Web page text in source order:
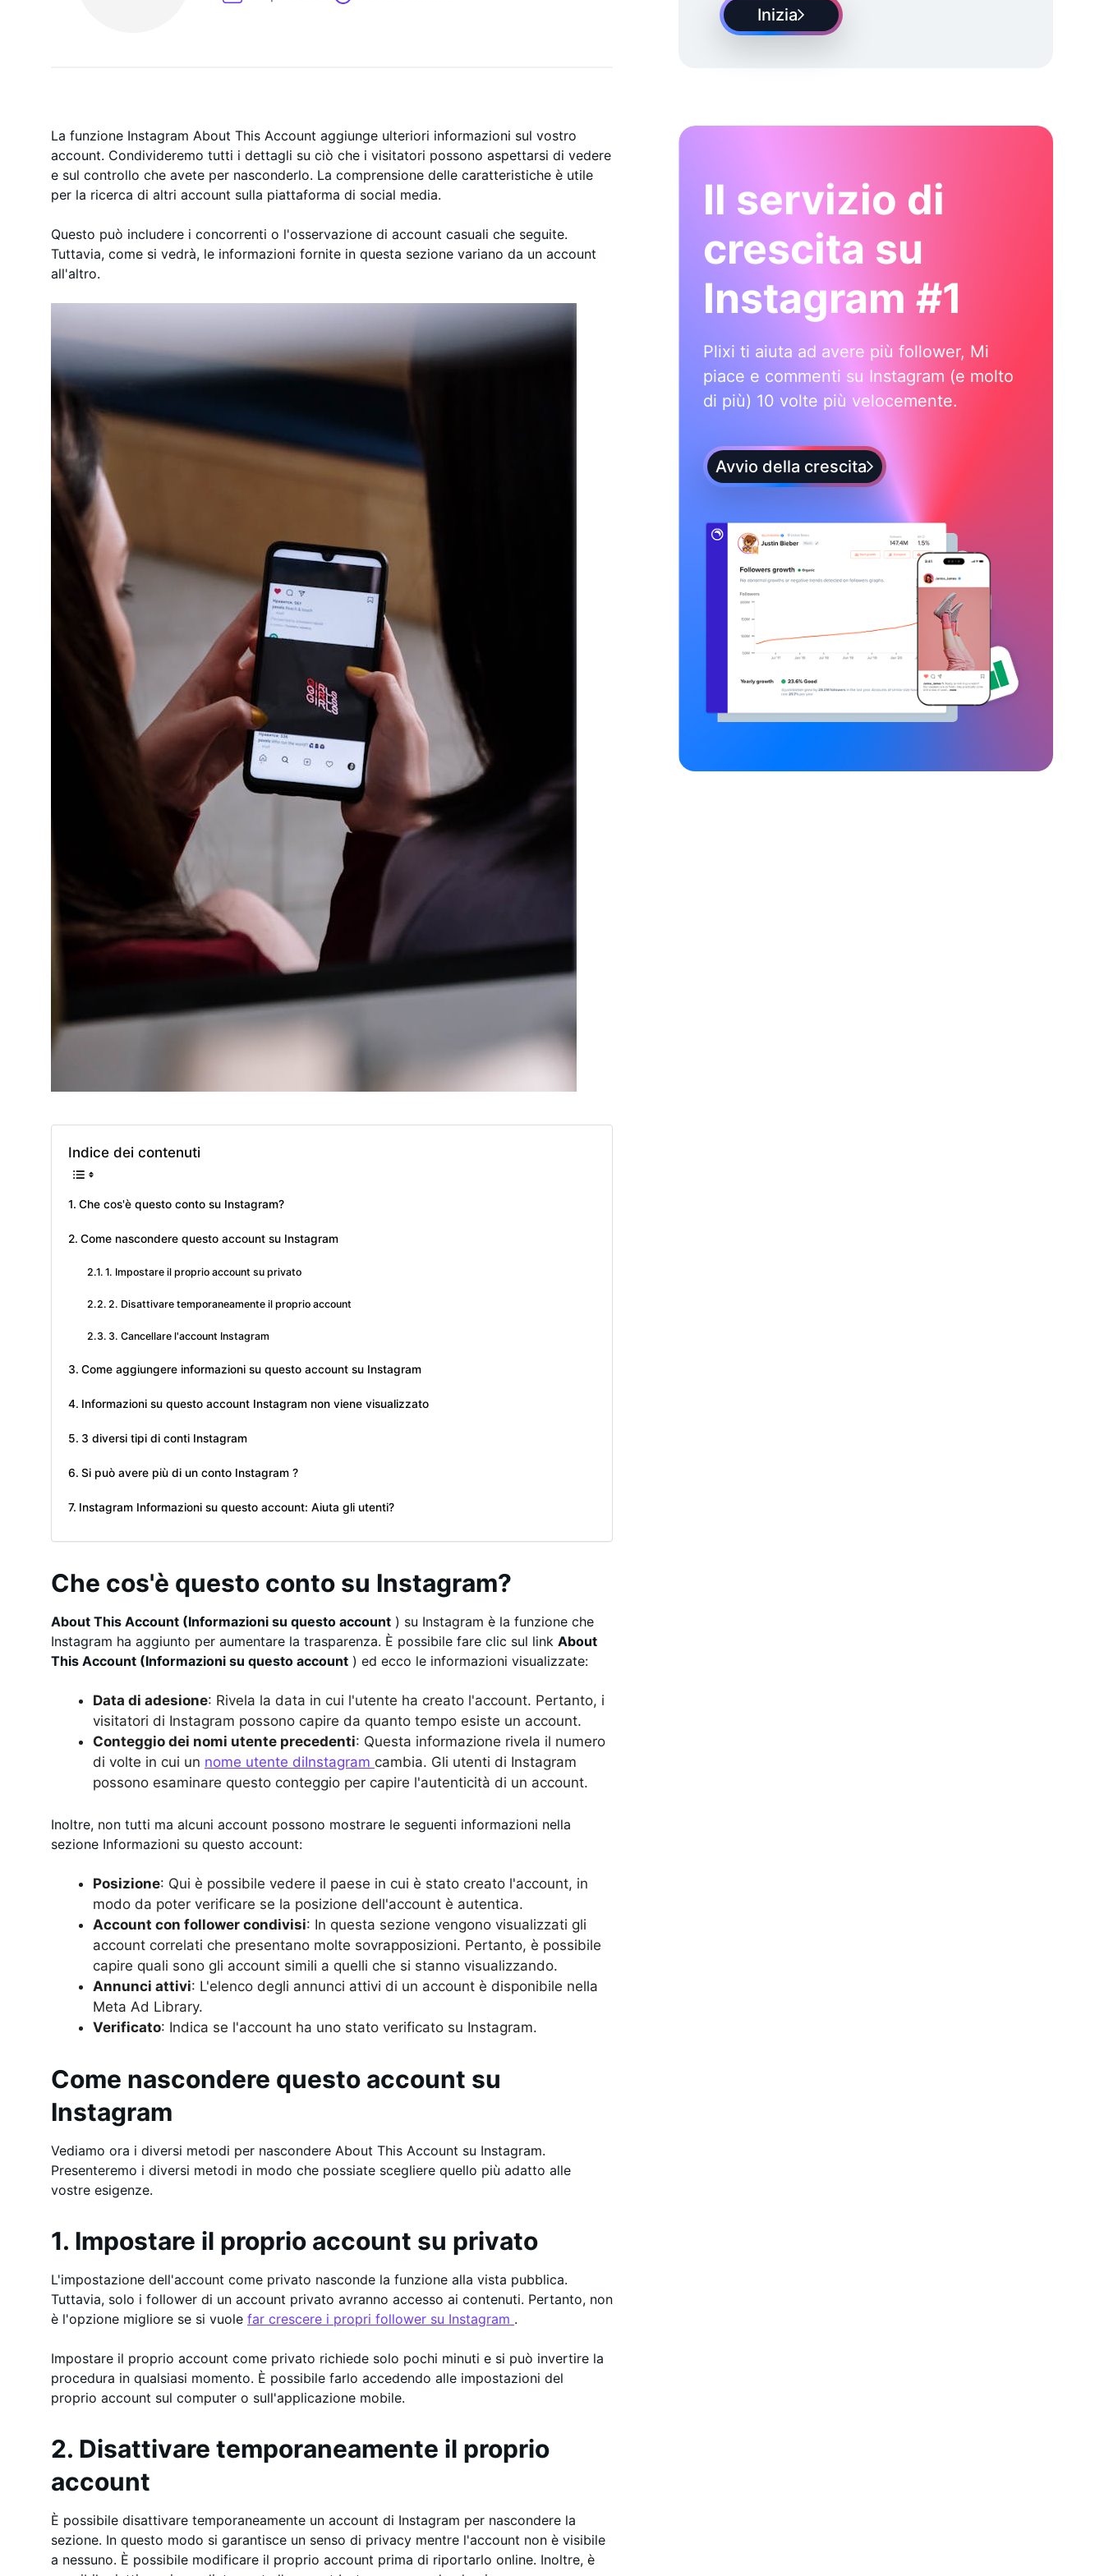
ESPERTI Inizia
La funzione Instagram About This Account aggiunge ulteriori informazioni sul vostro
account. Condivideremo tutti i dettagli su ciò che i visitatori possono aspettarsi di vedere
e sul controllo che avete per nasconderlo. La comprensione delle caratteristiche è utile
per la ricerca di altri account sulla piattaforma di social media.
Questo può includere i concorrenti o l'osservazione di account casuali che seguite.
Tuttavia, come si vedrà, le informazioni fornite in questa sezione variano da un account
all'altro.
Indice dei contenuti
Che cos'è questo conto su Instagram?
Come nascondere questo account su Instagram
1. Impostare il proprio account su privato
2. Disattivare temporaneamente il proprio account
3. Cancellare l'account Instagram
Come aggiungere informazioni su questo account su Instagram
Informazioni su questo account Instagram non viene visualizzato
3 diversi tipi di conti Instagram
Si può avere più di un conto Instagram ?
Instagram Informazioni su questo account: Aiuta gli utenti?
Che cos'è questo conto su Instagram?
About This Account (Informazioni su questo account ) su Instagram è la funzione che
Instagram ha aggiunto per aumentare la trasparenza. È possibile fare clic sul link About
This Account (Informazioni su questo account ) ed ecco le informazioni visualizzate:
Data di adesione: Rivela la data in cui l'utente ha creato l'account. Pertanto, i
visitatori di Instagram possono capire da quanto tempo esiste un account.
Conteggio dei nomi utente precedenti: Questa informazione rivela il numero
di volte in cui un nome utente diInstagram cambia. Gli utenti di Instagram
possono esaminare questo conteggio per capire l'autenticità di un account.
Inoltre, non tutti ma alcuni account possono mostrare le seguenti informazioni nella
sezione Informazioni su questo account:
Posizione: Qui è possibile vedere il paese in cui è stato creato l'account, in
modo da poter verificare se la posizione dell'account è autentica.
Account con follower condivisi: In questa sezione vengono visualizzati gli
account correlati che presentano molte sovrapposizioni. Pertanto, è possibile
capire quali sono gli account simili a quelli che si stanno visualizzando.
Annunci attivi: L'elenco degli annunci attivi di un account è disponibile nella
Meta Ad Library.
Verificato: Indica se l'account ha uno stato verificato su Instagram.
Come nascondere questo account su
Instagram
Vediamo ora i diversi metodi per nascondere About This Account su Instagram.
Presenteremo i diversi metodi in modo che possiate scegliere quello più adatto alle
vostre esigenze.
1. Impostare il proprio account su privato
L'impostazione dell'account come privato nasconde la funzione alla vista pubblica.
Tuttavia, solo i follower di un account privato avranno accesso ai contenuti. Pertanto, non
è l'opzione migliore se si vuole far crescere i propri follower su Instagram .
Impostare il proprio account come privato richiede solo pochi minuti e si può invertire la
procedura in qualsiasi momento. È possibile farlo accedendo alle impostazioni del
proprio account sul computer o sull'applicazione mobile.
2. Disattivare temporaneamente il proprio
account
È possibile disattivare temporaneamente un account di Instagram per nascondere la
sezione. In questo modo si garantisce un senso di privacy mentre l'account non è visibile
a nessuno. È possibile modificare il proprio account prima di riportarlo online. Inoltre, è
Il servizio di
crescita su
Instagram #1
Plixi ti aiuta ad avere più follower, Mi
piace e commenti su Instagram (e molto
di più) 10 volte più velocemente.
Avvio della crescita